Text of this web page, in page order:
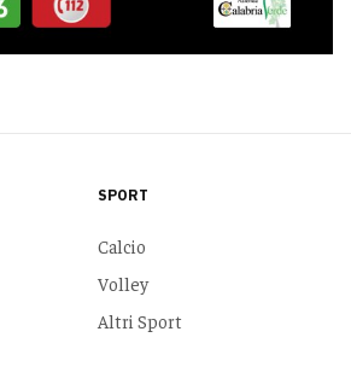
SPORT
Calcio
Volley
Altri Sport